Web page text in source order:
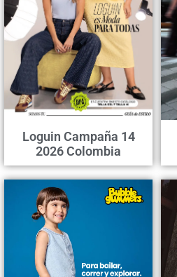
Loguin Campaña 14
2026 Colombia